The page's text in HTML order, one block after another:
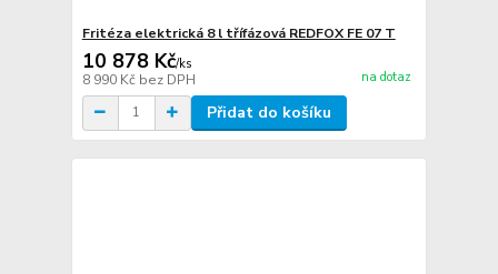
Fritéza elektrická 8 l třífázová REDFOX FE 07 T
10 878 Kč/ks
8 990 Kč bez DPH na dotaz
Přidat do košíku